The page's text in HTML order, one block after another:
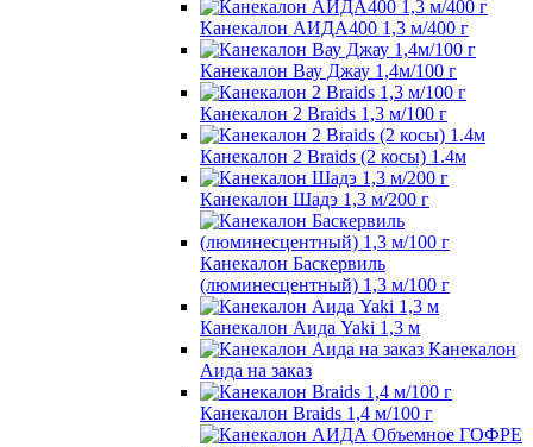
Канекалон АИДА400 1,3 м/400 г
Канекалон Вау Джау 1,4м/100 г
Канекалон 2 Braids 1,3 м/100 г
Канекалон 2 Braids (2 косы) 1.4м
Канекалон Шадэ 1,3 м/200 г
Канекалон Баскервиль
(люминесцентный) 1,3 м/100 г
Канекалон Аида Yaki 1,3 м
Канекалон
Аида на заказ
Канекалон Braids 1,4 м/100 г